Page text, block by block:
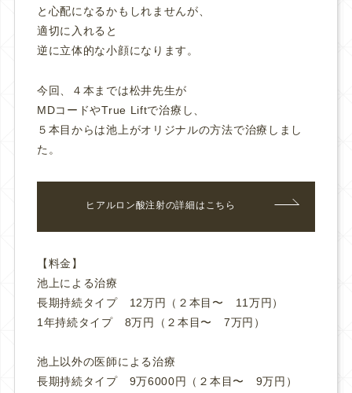
と心配になるかもしれませんが、
適切に入れると
逆に立体的な小顔になります。
今回、４本までは松井先生が
MDコードやTrue Liftで治療し、
５本目からは池上がオリジナルの方法で治療しまし
た。
ヒアルロン酸注射の詳細はこちら
【料金】
池上による治療
長期持続タイプ 12万円（２本目〜 11万円）
1年持続タイプ 8万円（２本目〜 7万円）
池上以外の医師による治療
長期持続タイプ 9万6000円（２本目〜 9万円）